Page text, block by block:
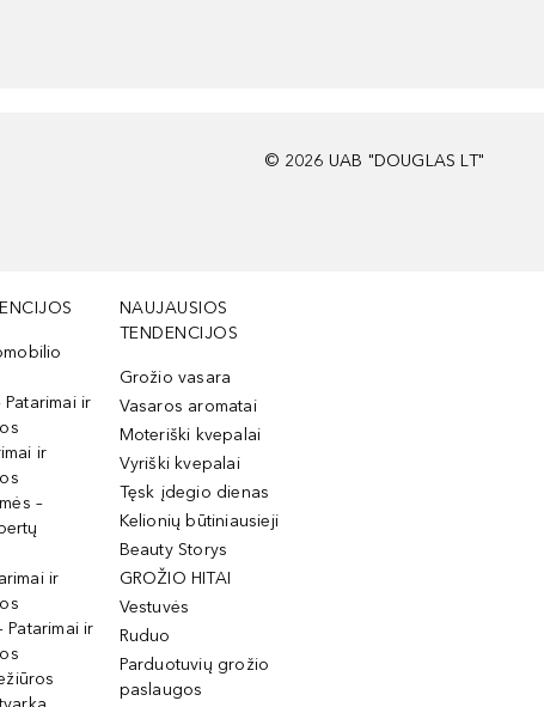
© 2026 UAB "DOUGLAS LT"
Patarimai ir
ir
–
ir
Patarimai ir
NAUJAUSIOS
TENDENCIJOS
Grožio vasara
Vasaros aromatai
Moteriški kvepalai
Vyriški kvepalai
Tęsk įdegio dienas
Kelionių būtiniausieji
Beauty Storys
GROŽIO HITAI
Vestuvės
Ruduo
Parduotuvių grožio
paslaugos